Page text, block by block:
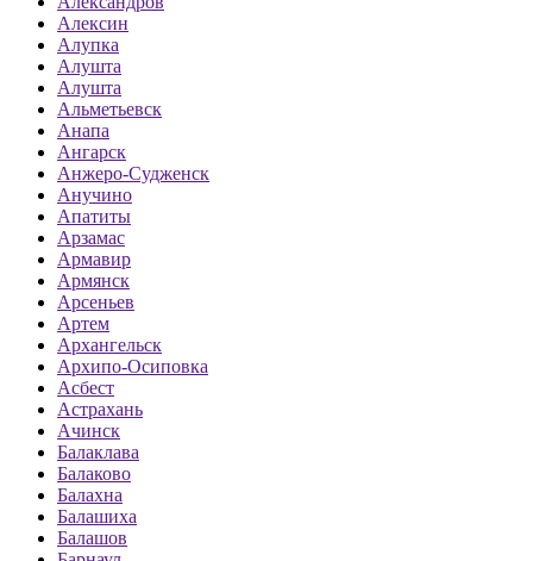
Алексин
Алупка
Алушта
Алушта
Альметьевск
Анапа
Ангарск
Анжеро-Судженск
Анучино
Апатиты
Арзамас
Армавир
Армянск
Арсеньев
Артем
Архангельск
Архипо-Осиповка
Асбест
Астрахань
Ачинск
Балаклава
Балаково
Балахна
Балашиха
Балашов